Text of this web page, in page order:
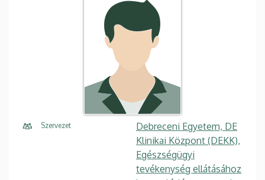
Szervezet
Debreceni Egyetem, DE
Klinikai Központ (DEKK),
Egészségügyi
tevékenység ellátásához